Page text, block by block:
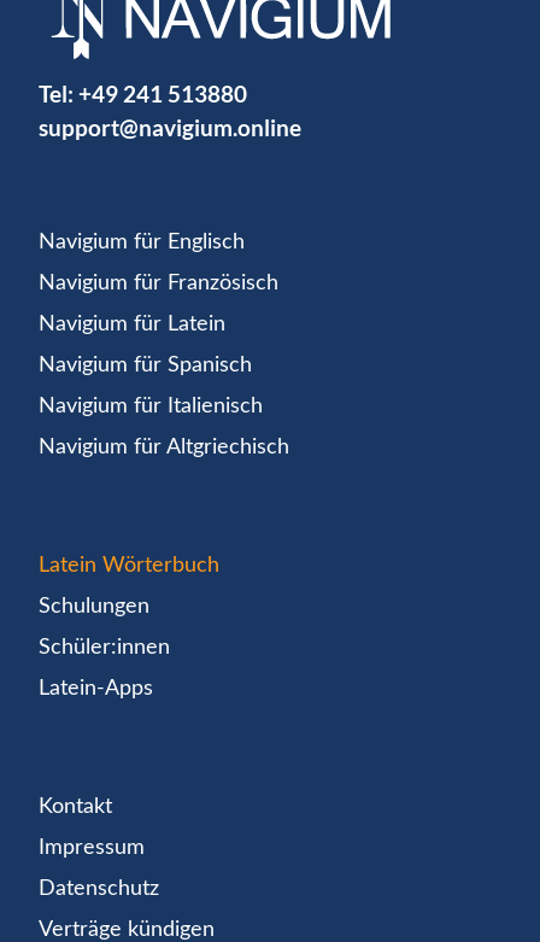
Tel: +49 241 513880
support@navigium.online
Navigium für Englisch
Navigium für Französisch
Navigium für Latein
Navigium für Spanisch
Navigium für Italienisch
Navigium für Altgriechisch
Latein Wörterbuch
Schulungen
Schüler:innen
Latein-Apps
Kontakt
Impressum
Datenschutz
Verträge kündigen